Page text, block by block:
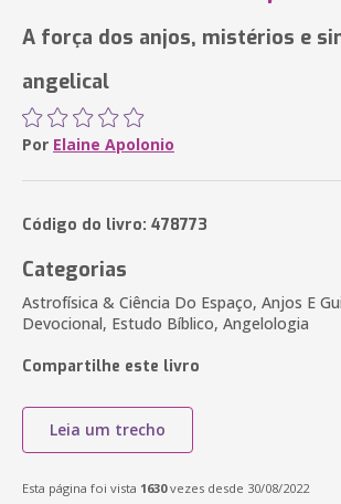
A força dos anjos, mistérios e
angelical
Por Elaine Apolonio
Código do livro: 478773
Categorias
Astrofísica & Ciência Do Espaço, Anjos E
Devocional, Estudo Bíblico, Angelologia
Compartilhe este livro
Leia um trecho
Esta página foi vista 1630vezes desde 30/08/2022